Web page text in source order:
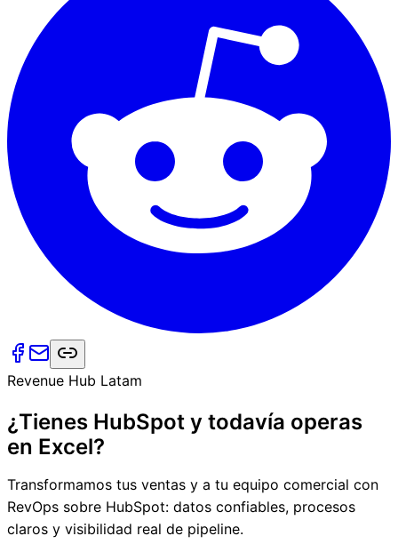
Revenue Hub Latam
¿Tienes HubSpot y todavía operas
en Excel?
Transformamos tus ventas y a tu equipo comercial con
RevOps sobre HubSpot: datos confiables, procesos
claros y visibilidad real de pipeline.